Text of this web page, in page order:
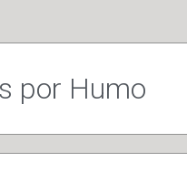
por Humo